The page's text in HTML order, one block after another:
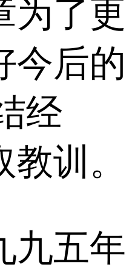
为了更
今后的
经
训。
九五年